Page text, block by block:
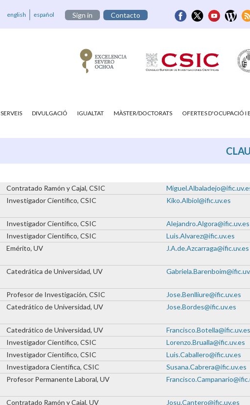
english español Sign in Contacto
SERVEIS DIVULGACIÓ IGUALTAT MÀSTER/DOCTORATS OFERTES D'OCUPACIÓ I
Contratado Ramón y Cajal, CSIC
Investigador Científico, CSIC Kiko.Albiol@ific.uv.es
Investigador Científico, CSIC Alejandro.Algora@ific.uv.es
Investigador Científico, CSIC Luis.Alvarez@ific.uv.es
Emérito, UV J.A.de.Azcarraga@ific.uv.es
Catedrática de Universidad, UV
Profesor de Investigación, CSIC Jose.Benlliure@ific.uv.es
Catedrático de Universidad, UV Jose.Bordes@ific.uv.es
Catedrático de Universidad, UV Francisco.Botella@ific.uv.es
Investigador Científico, CSIC Lorenzo.Brualla@ific.uv.es
Investigador Científico, CSIC Luis.Caballero@ific.uv.es
Investigadora Científica, CSIC Susana.Cabrera@ific.uv.es
Profesor Permanente Laboral, UV
Contratado Ramón y Cajal, UV Josu.Cantero@ific.uv.es